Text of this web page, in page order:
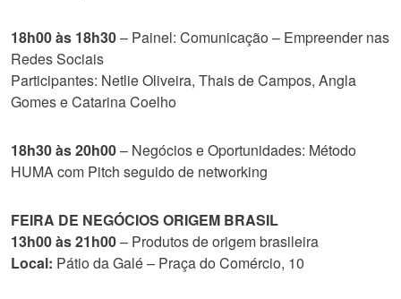
18h00 às 18h30– Painel: Comunicação – Empreender nas
Redes Sociais
Participantes: Netlie Oliveira, Thais de Campos, Angla
Gomes e Catarina Coelho
18h30 às 20h00– Negócios e Oportunidades: Método
HUMA com Pitch seguido de networking
FEIRA DE NEGÓCIOS ORIGEM BRASIL
13h00 às 21h00– Produtos de origem brasileira
Local: Pátio da Galé – Praça do Comércio, 10